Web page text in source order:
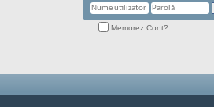
Memorez Cont?